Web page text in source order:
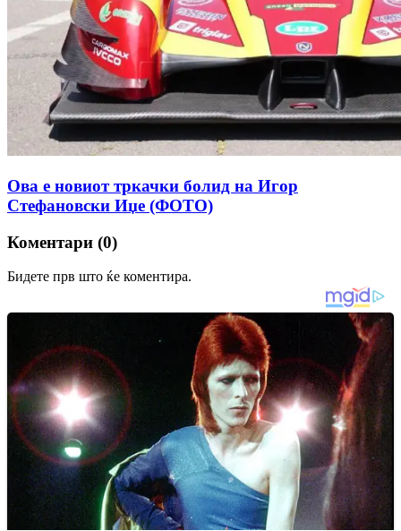
Ова е новиот тркачки болид на Игор
Стефановски Иџе (ФОТО)
Коментари (0)
Бидете прв што ќе коментира.